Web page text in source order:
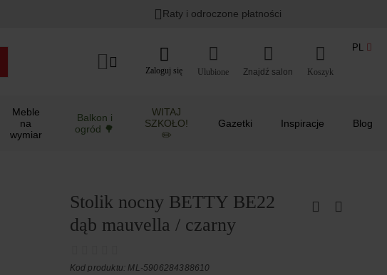
Raty i odroczone płatności
Zaloguj się Ulubione Koszyk
PL
Meble
na
wymiar
Balkon i
ogród 🌳
WITAJ
SZKOŁO!
✏️
Gazetki Inspiracje Blog
Stolik nocny BETTY BE22
dąb mauvella / czarny
Kod produktu: ML-5906284388610